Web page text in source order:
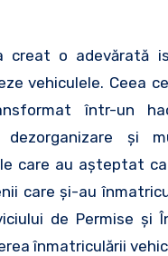
creat o adevărată
vehiculele. Ceea
într-un
şi
care au aşteptat
care şi-au
de Permise şi
înmatriculării